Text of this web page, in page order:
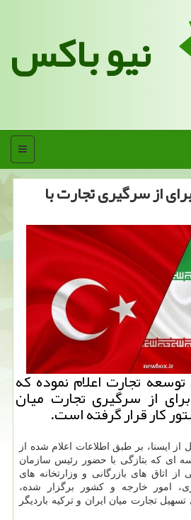
نیو باکس
منو
از سرگیری تجارت با
تجارت اعلام نموده كه
از سرگیری تجارت میان
كار قرار گرفته است.
ایسنا، بر طبق اطلاعات اعلام شده از
ای که بتازگی با حضور رئیس سازمان
از اتاق های بازرگانی و وزارتخانه های
امور خارجه و کشور برگزار شده،
تجارت میان ایران و ترکیه باردیگر